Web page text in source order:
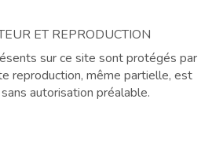
ET REPRODUCTION
sur ce site sont protégés par
reproduction, même partielle, est
autorisation préalable.